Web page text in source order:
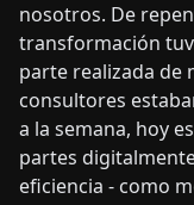
nosotros. De
transformación
parte realizada de
consultores
a la semana, hoy
partes
eficiencia - como